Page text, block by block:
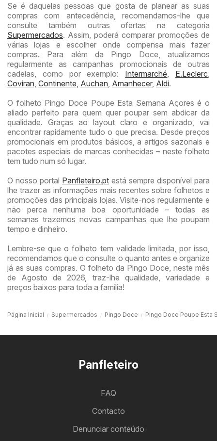
Se é daquelas pessoas que gosta de planear as suas
compras com antecedência, recomendamos-lhe que
consulte também outras ofertas na categoria
Supermercados. Assim, poderá comparar promoções de
várias lojas e escolher onde compensa mais fazer
compras. Para além da Pingo Doce, atualizamos
regularmente as campanhas promocionais de outras
cadeias, como por exemplo: Intermarché E.Leclerc
Coviran Continente Auchan Amanhecer, Aldi.
O folheto Pingo Doce Poupe Esta Semana Açores é o
aliado perfeito para quem quer poupar sem abdicar da
qualidade. Graças ao layout claro e organizado, vai
encontrar rapidamente tudo o que precisa. Desde preços
promocionais em produtos básicos, a artigos sazonais e
pacotes especiais de marcas conhecidas – neste folheto
tem tudo num só lugar.
O nosso portal Panfleteiro.pt está sempre disponível para
lhe trazer as informações mais recentes sobre folhetos e
promoções das principais lojas. Visite-nos regularmente e
não perca nenhuma boa oportunidade – todas as
semanas trazemos novas campanhas que lhe poupam
tempo e dinheiro.
Lembre-se que o folheto tem validade limitada, por isso,
recomendamos que o consulte o quanto antes e organize
já as suas compras. O folheto da Pingo Doce, neste mês
de Agosto de 2026, traz-lhe qualidade, variedade e
preços baixos para toda a família!
Página Inicial Supermercados Pingo Doce Pingo Doce Poupe Esta
Panfleteiro
FAQ
Contacto
Denunciar conteúdo